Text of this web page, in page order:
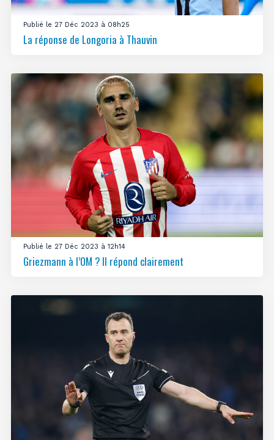
Publié le 27 Déc 2023 à 08h25
La réponse de Longoria à Thauvin
Publié le 27 Déc 2023 à 12h14
Griezmann à l’OM ? Il répond clairement